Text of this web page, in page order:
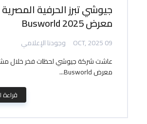
جيوشي تبرز الحرفية
معرض Busworld 2025
09 OCT, 2025
وجودنا الإعلامي
عاشت شركة جيوشي لحظات فخر خلال
معرض Busworld...
قراءة